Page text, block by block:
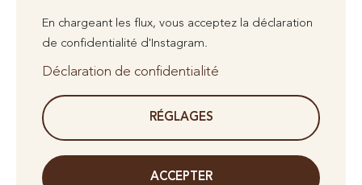
En chargeant les flux, vous acceptez la déclaration
de confidentialité d'Instagram.
Déclaration de confidentialité
RÉGLAGES
ACCEPTER